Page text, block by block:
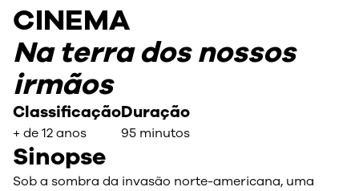
CINEMA
Na terra dos nossos
irmãos
Classificação
+ de 12 anos
Duração
95 minutos
Sinopse
Sob a sombra da invasão norte-americana, uma